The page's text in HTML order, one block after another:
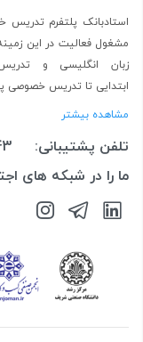
استادبانک پلتفرم تدریس
مشغول فعالیت در این
زبان انگلیسی و
ابتدایی تا تدریس خصوصی
مشاهده بیشتر
تلفن پشتیبانی:
ما را در شبکه های